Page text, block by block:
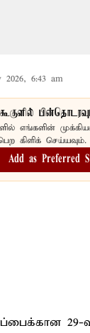
2026, 6:43 am
எங்களின்
கிளிக் செய்யவும்.
Add as Preferred
29-